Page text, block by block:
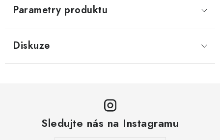
Parametry produktu
Diskuze
Sledujte nás na Instagramu